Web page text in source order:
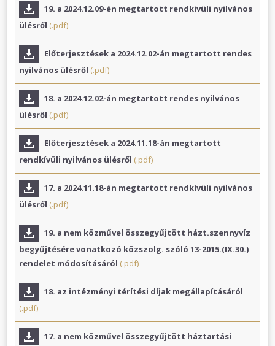
19. a 2024.12.09-én megtartott rendkivüli nyilvános
ülésről (.pdf)
Előterjesztések a 2024.12.02-án megtartott rendes
nyilvános ülésről (.pdf)
18. a 2024.12.02-án megtartott rendes nyilvános
ülésről (.pdf)
Előterjesztések a 2024.11.18-án megtartott
rendkívüli nyilvános ülésről (.pdf)
17. a 2024.11.18-án megtartott rendkívüli nyilvános
ülésről (.pdf)
19. a nem közművel összegyűjtött házt.szennyvíz
begyűjtésére vonatkozó közszolg. szóló 13-2015.(IX.30.)
rendelet módosításáról (.pdf)
18. az intézményi térítési díjak megállapításáról
(.pdf)
17. a nem közművel összegyűjtött háztartási